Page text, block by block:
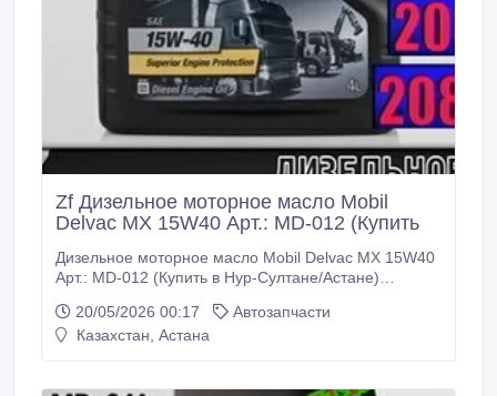
Zf Дизельное моторное масло Mobil
Delvac MX 15W40 Арт.: MD-012 (Купить
Дизельное моторное масло Mobil Delvac MX 15W40
Арт.: MD-012 (Купить в Нур-Султане/Астане)
высочайшими эксплуатационными
характеристиками для дизелей, которое
20/05/2026 00:17
Автозапчасти
Казахстан, Астана